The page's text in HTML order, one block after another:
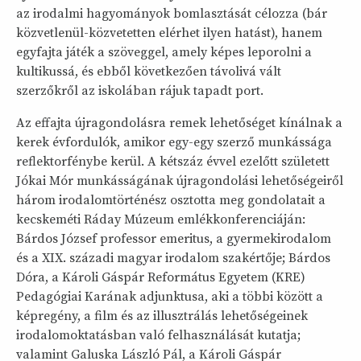
az irodalmi hagyományok bomlasztását célozza (bár
közvetlenül-közvetetten elérhet ilyen hatást), hanem
egyfajta játék a szöveggel, amely képes leporolni a
kultikussá, és ebből következően távolivá vált
szerzőkről az iskolában rájuk tapadt port.
Az effajta újragondolásra remek lehetőséget kínálnak a
kerek évfordulók, amikor egy-egy szerző munkássága
reflektorfénybe kerül. A kétszáz évvel ezelőtt született
Jókai Mór munkásságának újragondolási lehetőségeiről
három irodalomtörténész osztotta meg gondolatait a
kecskeméti Ráday Múzeum emlékkonferenciáján:
Bárdos József professor emeritus, a gyermekirodalom
és a XIX. századi magyar irodalom szakértője; Bárdos
Dóra, a Károli Gáspár Református Egyetem (KRE)
Pedagógiai Karának adjunktusa, aki a többi között a
képregény, a film és az illusztrálás lehetőségeinek
irodalomoktatásban való felhasználását kutatja;
valamint Galuska László Pál, a Károli Gáspár